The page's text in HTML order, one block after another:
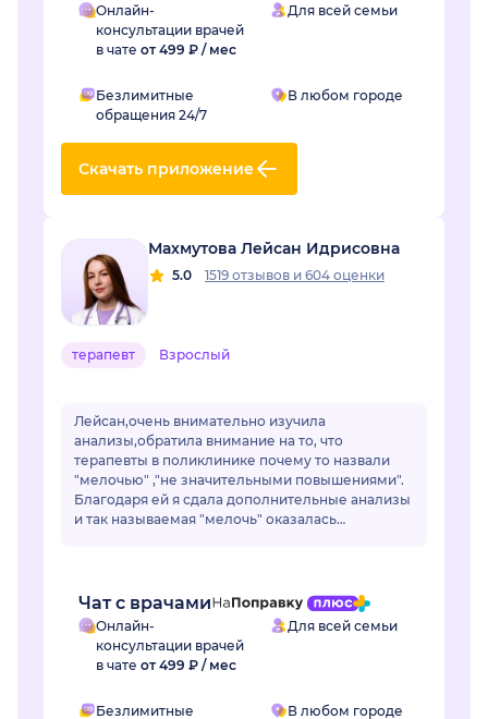
Онлайн-
консультации врачей
в чате от 499 ₽ / мес
Для всей семьи
Безлимитные
обращения 24/7
В любом городе
Скачать приложение
Махмутова Лейсан Идрисовна
5.0 1519 отзывов и 604 оценки
терапевт Взрослый
Лейсан,очень внимательно изучила
анализы,обратила внимание на то, что
терапевты в поликлинике почему то назвали
"мелочью" ,"не значительными повышениями".
Благодаря ей я сдала дополнительные анализы
и так называемая "мелочь" оказалась
Чат с врачами
Онлайн-
консультации врачей
в чате от 499 ₽ / мес
Для всей семьи
Безлимитные В любом городе